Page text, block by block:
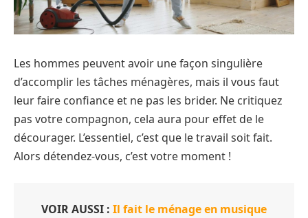
Les hommes peuvent avoir une façon singulière
d’accomplir les tâches ménagères, mais il vous faut
leur faire confiance et ne pas les brider. Ne critiquez
pas votre compagnon, cela aura pour effet de le
décourager. L’essentiel, c’est que le travail soit fait.
Alors détendez-vous, c’est votre moment !
VOIR AUSSI : Il fait le ménage en musique